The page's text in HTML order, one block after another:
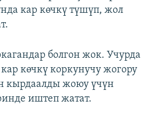
кар көчкү түшүп, жол
болгон жок. Учурда
көчкү коркунучу жогору
кырдаалды жоюу үчүн
иштеп жатат.